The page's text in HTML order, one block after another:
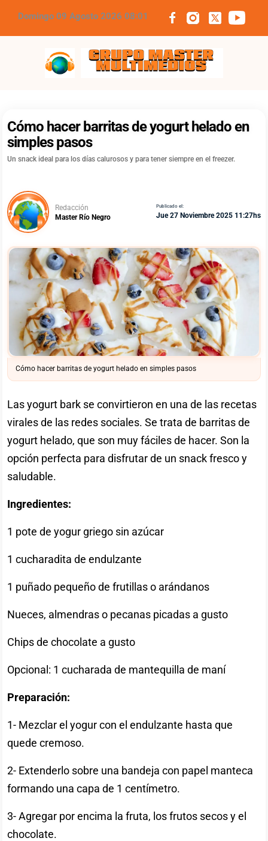
Domingo 09 Agosto 2026 08:01
Grupo Master Multimedios
Cómo hacer barritas de yogurt helado en
simples pasos
Un snack ideal para los días calurosos y para tener siempre en el freezer.
Redacción
Master Río Negro
Publicado el:
Jue 27 Noviembre 2025 11:27hs
Cómo hacer barritas de yogurt helado en simples pasos
Las yogurt bark se convirtieron en una de las recetas
virales de las redes sociales. Se trata de barritas de
yogurt helado, que son muy fáciles de hacer. Son la
opción perfecta para disfrutar de un snack fresco y
saludable.
Ingredientes:
1 pote de yogur griego sin azúcar
1 cucharadita de endulzante
1 puñado pequeño de frutillas o arándanos
Nueces, almendras o pecanas picadas a gusto
Chips de chocolate a gusto
Opcional: 1 cucharada de mantequilla de maní
Preparación:
1- Mezclar el yogur con el endulzante hasta que
quede cremoso.
2- Extenderlo sobre una bandeja con papel manteca
formando una capa de 1 centímetro.
3- Agregar por encima la fruta, los frutos secos y el
chocolate.